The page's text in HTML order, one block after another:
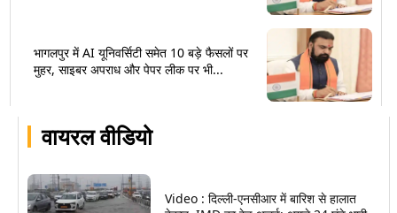
वायरल वीडियो
Video : दिल्ली-एनसीआर में बारिश से हालात
भागलपुर में AI यूनिवर्सिटी समेत 10 बड़े फैसलों पर
मुहर, साइबर अपराध और पेपर लीक पर भी...